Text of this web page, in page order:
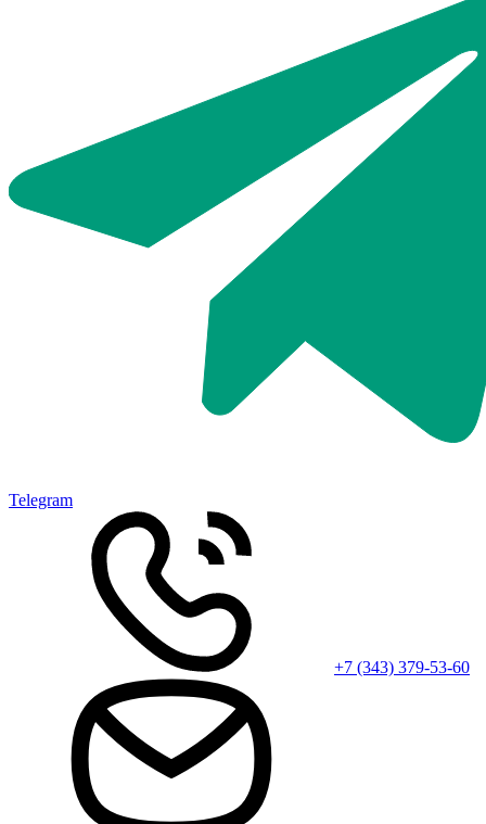
Telegram
+7 (343) 379-53-60